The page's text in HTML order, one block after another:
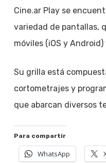
Cine.ar Play se
variedad de pantallas,
móviles (iOS y
Su grilla está
cortometrajes y
que abarcan diversos
Para compartir
WhatsApp